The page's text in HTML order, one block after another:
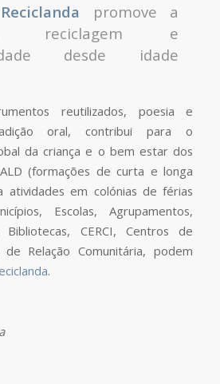
Reciclanda promove a
reciclagem e
desde idade
reutilizados, poesia e
oral, contribui para o
da criança e o bem estar dos
(formações de curta e longa
atividades em colónias de férias
Escolas, Agrupamentos,
Bibliotecas, CERCI, Centros de
de Relação Comunitária, podem
.